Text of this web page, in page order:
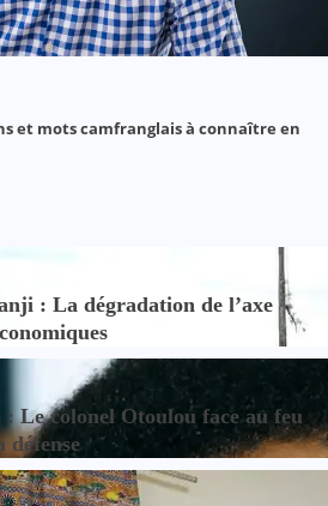
et mots camfranglais à connaître en
: La dégradation de l’axe
Le colonel Otoulou face au feu
défense